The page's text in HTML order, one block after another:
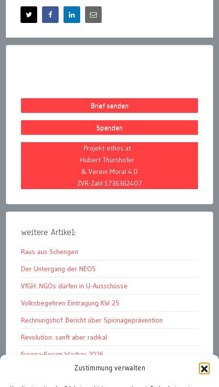
Zustimmung verwalten
Brief senden
Spenden
Projekt ethos.at
Hubert Thurnhofer
& Verein Moral 4.0
ZVR-Zahl 1736362407
weitere Artikel:
Raus aus Schengen
Der Untergang der NEOS
VfGH: NGOs dürfen in U-Ausschüsse
Volksbegehren Eintragung KW 25
Rechnungshof: Bericht über Spionageprävention
Revolution: sanft aber radikal
Europa-Forum Wachau 2026
Amnesty Report 2025/26